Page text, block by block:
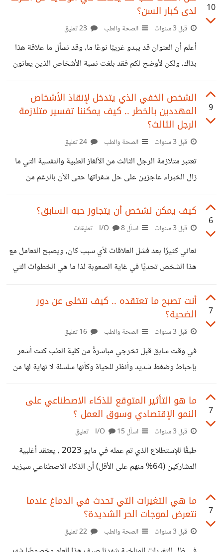
10 لدى كبار السن؟
قبل 3 سنوات الصحة والطب
أعلم أن العنوان قد يبدو غريبًا نوعًا ما، وقد نسأل ما علاقة هذا
بذاك، ولكن لأوضح لكم فقد بلغت نسبة الأشخاص الذين يعانون
من أعراض الخرف المرتبطة بالعمر أو مرض الزهايمر تقريبًا
وفقًا للأبحاث الجديدة، اتضح أن امتلاك كلب على المدى الطويل
قد يكون له تأثير إيجابي في معالجة أو تعويض أشكال التدهور
المعرفي المرتبطة بأمراض الذاكرة. من الجدير بالذكر أن الأبحاث
تشير إلى أن ثلث حالات الخرف قد
9
الشخص الخفي الذي يتدخل لإنقاذ الأشخاص
المهددين بالخطر .. كيف يمكننا تفسير متلازمة
الرجل الثالث؟
قبل 3 سنوات الصحة والطب
تعتبر متلازمة الرجل الثالث من الألغاز الطبية والنفسية التي ما
زال الخبراء عاجزين على حل شفراتها حتى الآن بالرغم من
التقدم الطبي الذي وصلنا له. متلازمة الرجل الثالث أو "Third
Man Factor" هو المصطلح المستخدم لتحديد تجربة شائعة
جدًا في جميع أنحاء العالم، وعبر تاريخ البشرية وهي الإحساس
ليس موجودًا بالفعل، وهو ما يسميه الكثيرون "صورة ثلاثية
الأبعاد". تحدث هذه المتلازمة عندما يمر الشخص بتجارب مؤلمة
تواجهه وتضعه في
6
كيف يمكن لشخص أن يتجاوز حبه السابق؟
قبل 3 سنوات اسأل I/O8 تعليقات
نعاني كثيرًا بعد فشل العلاقات لأي سبب كان، ويصبح التعامل مع
هذا الشخص تحديًا في غاية الصعوبة لذا ما هي الخطوات التي
يمكن اتباعها لكي نتعافى ونتجاوز هذه الأزمة ونعود لحياتنا
الطبيعية؟
7
أنت تصبح ما تعتقده .. كيف نتخلى عن دور
الضحية؟
قبل 3 سنوات الصحة والطب
في وقت سابق قبل تخرجي مباشرةً من كلية الطب كنت أشعر
بإحباط وضغط شديد وأنظر للحياة وكأنها سلسلة لا نهاية لها من
الأزمات ودخلت في فترة ركود لأنني شعرت أنني ضحية في هذه
الحياة وأنني لن أستطيع المرور لبر الأمان مرة آخرى. ولكن
سرعان ما لممت شتات نفسي واعترفت بمشاعري حينها ثم
وجدت المفتاح الذي ساعدني في مواجهة هذه المشكلات وهو
النظر بعدسة أكثر واقعية وإيجابية. غالبًا ما تحدد الطريقة التي
نفسر بها المشكلات في حياتنا مدى استجابتنا لها، بالنسبة
7
ما هو التأثير المتوقع للذكاء الاصطناعي على
النمو الإقتصادي وسوق العمل ؟
قبل 3 سنوات اسأل I/O 15 تعليق
طبقًا للإستطلاع الذي تم عمله في مايو 2023 ، يعتقد أغلبية
المشاركين (64% منهم على الأقل) أن الذكاء الاصطناعي سيزيد
النمو الاقتصادي العالمي بنسبة 4 لـ 6 % سنويًا خلال العقد
القادم. لذا في هذا الصدد ما هي الأسباب الرئيسية وراء ذلك ؟
7
ما هي التغيرات التي تحدث في الدماغ عندما
نتعرض لموجات الحر الشديدة؟
قبل 3 سنوات الصحة والطب